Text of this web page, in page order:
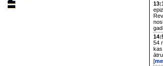
54
kas
[